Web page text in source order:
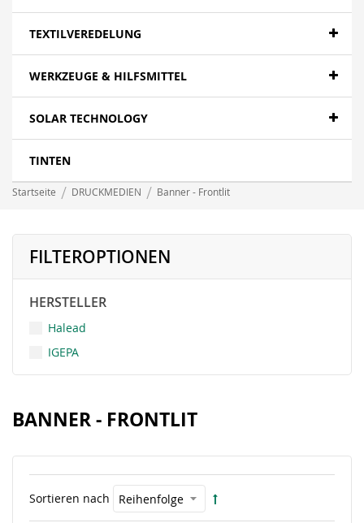
TEXTILVEREDELUNG
WERKZEUGE & HILFSMITTEL
SOLAR TECHNOLOGY
TINTEN
Startseite DRUCKMEDIEN Banner - Frontlit
BANNER - FRONTLIT
Sortieren nach
FILTEROPTIONEN
HERSTELLER
Halead
IGEPA